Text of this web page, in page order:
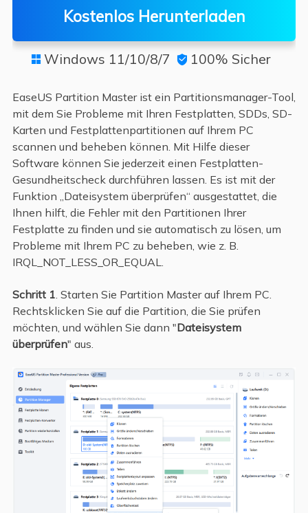
Kostenlos Herunterladen
 Windows 11/10/8/7  100% Sicher
EaseUS Partition Master ist ein Partitionsmanager-Tool,
mit dem Sie Probleme mit Ihren Festplatten, SDDs, SD-
Karten und Festplattenpartitionen auf Ihrem PC
scannen und beheben können. Mit Hilfe dieser
Software können Sie jederzeit einen Festplatten-
Gesundheitscheck durchführen lassen. Es ist mit der
Funktion „Dateisystem überprüfen“ ausgestattet, die
Ihnen hilft, die Fehler mit den Partitionen Ihrer
Festplatte zu finden und sie automatisch zu lösen, um
Probleme mit Ihrem PC zu beheben, wie z. B.
IRQL_NOT_LESS_OR_EQUAL.
Schritt 1 . Starten Sie Partition Master auf Ihrem PC.
Rechtsklicken Sie auf die Partition, die Sie prüfen
möchten, und wählen Sie dann "Dateisystem
überprüfen" aus.